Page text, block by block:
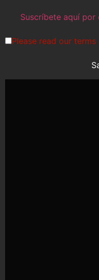
Please read our terms